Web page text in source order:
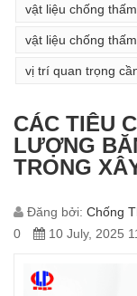
vật liệu chống
vật liệu chống
vị trí quan trọng
CÁC TIÊU
LƯỢNG
TRONG
Đăng bởi: Chống
0
10 July, 2025